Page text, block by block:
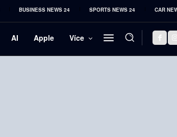
BUSINESS NEWS 24 SPORTS NEWS 24 CAR
AI Apple Více